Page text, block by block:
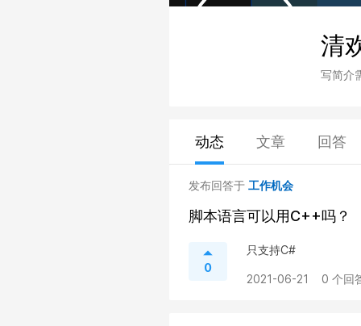
清
写简介
动态 文章 回答
发布回答于 工作机会
脚本语言可以用C++吗？
0
只支持C#
2021-06-21 0 个回